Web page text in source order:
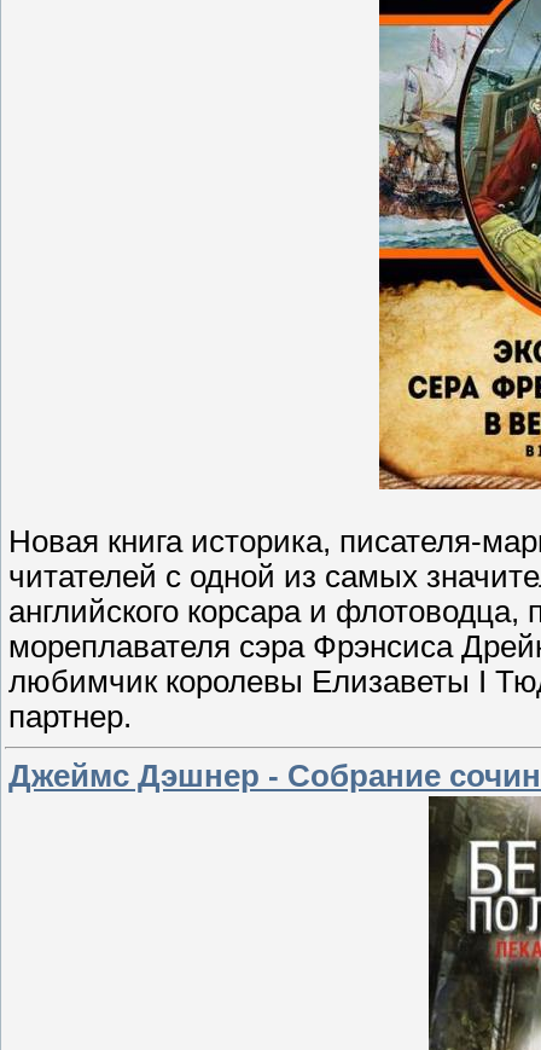
Новая книга историка, писателя-
читателей с одной из самых
английского корсара и флотоводца,
мореплавателя сэра Фрэнсиса
любимчик королевы Елизаветы I
партнер.
Джеймс Дэшнер - Собрание